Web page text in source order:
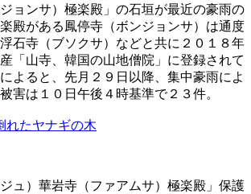
ョンサ）極楽殿」の石垣が最近の豪雨の
殿がある鳳停寺（ボンジョンサ）は通度
石寺（ブソクサ）などと共に２０１８年
「山寺、韓国の山地僧院」に登録されて
よると、先月２９日以降、集中豪雨によ
害は１０日午後４時基準で２３件。
れたヤナギの木
ュ）華岩寺（ファアムサ）極楽殿」保護